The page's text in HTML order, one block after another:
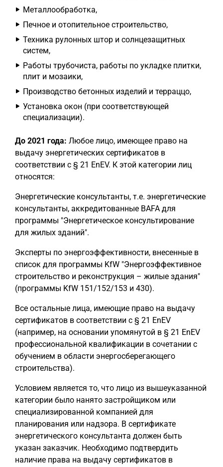
Металлообработка,
Печное и отопительное строительство,
Техника рулонных штор и солнцезащитных
систем,
Работы трубочиста, работы по укладке плитки,
плит и мозаики,
Производство бетонных изделий и терраццо,
Установка окон (при соответствующей
специализации).
До 2021 года: Любое лицо, имеющее право на
выдачу энергетических сертификатов в
соответствии с § 21 EnEV. К этой категории лиц
относятся:
Энергетические консультанты, т.е. энергетические
консультанты, аккредитованные BAFA для
программы "Энергетическое консультирование
для жилых зданий".
Эксперты по энергоэффективности, внесенные в
список для программы KfW "Энергоэффективное
строительство и реконструкция – жилые здания"
(программы KfW 151/152/153 и 430).
Все остальные лица, имеющие право на выдачу
сертификатов в соответствии с § 21 EnEV
(например, на основании упомянутой в § 21 EnEV
профессиональной квалификации в сочетании с
обучением в области энергосберегающего
строительства).
Условием является то, что лицо из вышеуказанной
категории было нанято застройщиком или
специализированной компанией для
планирования или надзора. В сертификате
энергетического консультанта должен быть
указан заказчик. Необходимо подтвердить
наличие права на выдачу сертификатов в